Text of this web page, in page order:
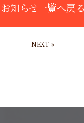
お知らせ一覧へ戻る
NEXT »